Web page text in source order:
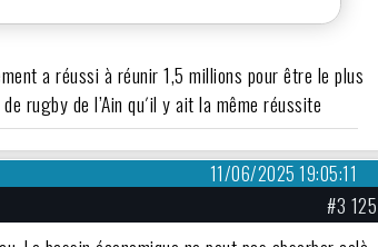
a réussi à réunir 1,5 millions pour être le plus
rugby de l’Ain qu´il y ait la même réussite
11/06/2025 19:05:11
#3 125